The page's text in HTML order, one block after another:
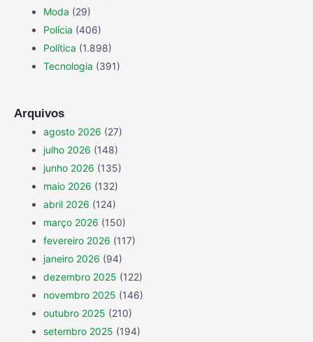
Moda (29)
Polícia (406)
Política (1.898)
Tecnologia (391)
Arquivos
agosto 2026 (27)
julho 2026 (148)
junho 2026 (135)
maio 2026 (132)
abril 2026 (124)
março 2026 (150)
fevereiro 2026 (117)
janeiro 2026 (94)
dezembro 2025 (122)
novembro 2025 (146)
outubro 2025 (210)
setembro 2025 (194)